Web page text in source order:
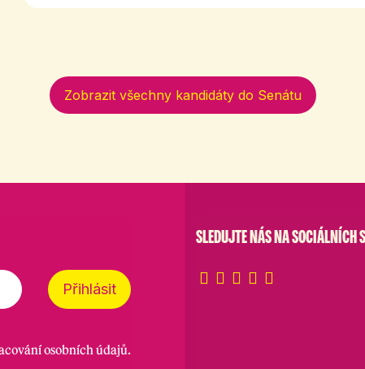
Zobrazit všechny kandidáty do Senátu
Přihlásit
osobních údajů.
SLEDUJTE NÁS NA SOCIÁLNÍCH